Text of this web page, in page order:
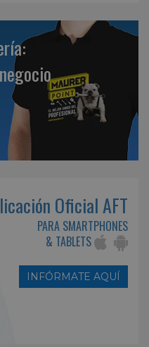
Oficial AFT
PARA SMARTPHONES
& TABLETS
INFÓRMATE AQUÍ